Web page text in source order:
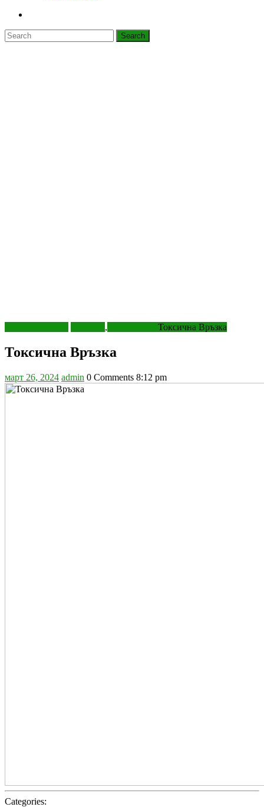
CLOSE
Search
for:
, Токсична Връзка
Токсична Връзка
март 26, 2024март
26,
admin admin
0 Comments 8:12 pm
Categories: